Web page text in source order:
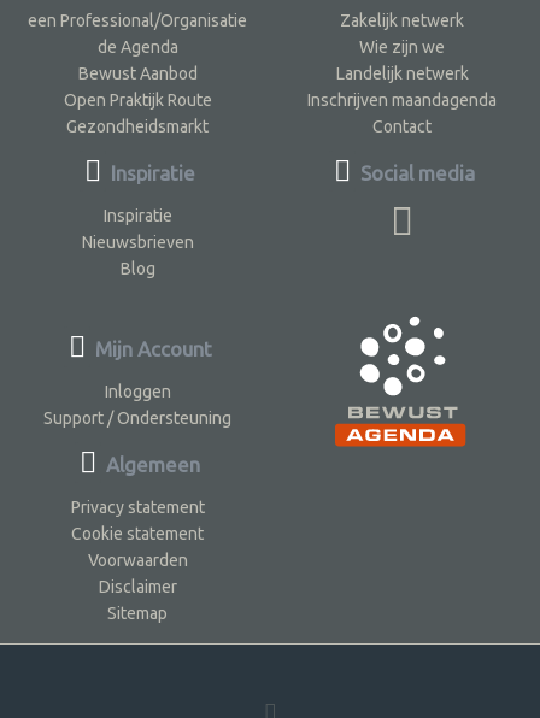
een Professional/Organisatie
de Agenda
Bewust Aanbod
Open Praktijk Route
Gezondheidsmarkt
Inspiratie
Inspiratie
Nieuwsbrieven
Blog
Zakelijk netwerk
Wie zijn we
Landelijk netwerk
Inschrijven maandagenda
Contact
Social media
Mijn Account
Inloggen
Support / Ondersteuning
Algemeen
Privacy statement
Cookie statement
Voorwaarden
Disclaimer
Sitemap